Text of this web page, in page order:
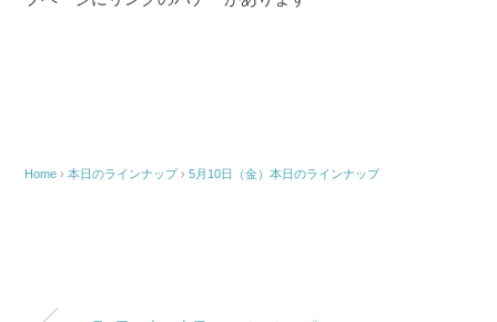
Home ›本日のラインナップ ›5月10日（金）本日のラインナップ